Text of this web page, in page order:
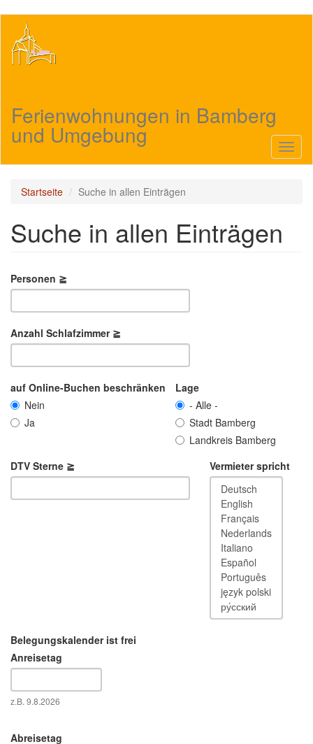
Inhalt
Ferienwohnungen in Bamberg
und Umgebung
Startseite Suche in allen Einträgen
Suche in allen Einträgen
Personen ≧
Anzahl Schlafzimmer ≧
auf Online-Buchen beschränken
Nein
Ja
Lage
- Alle -
Stadt Bamberg
Landkreis Bamberg
DTV Sterne ≧
Vermieter spricht
Belegungskalender ist frei
Anreisetag
Datum
z.B. 9.8.2026
Abreisetag